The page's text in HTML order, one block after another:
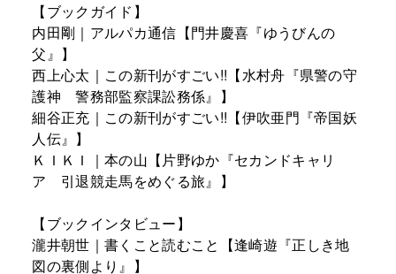
【ブックガイド】
内田剛｜アルパカ通信【門井慶喜『ゆうびんの
父』】
西上心太｜この新刊がすごい!!【水村舟『県警の守
護神 警務部監察課訟務係』】
細谷正充｜この新刊がすごい!!【伊吹亜門『帝国妖
人伝』】
ＫＩＫＩ｜本の山【片野ゆか『セカンドキャリ
ア 引退競走馬をめぐる旅』】
【ブックインタビュー】
瀧井朝世｜書くこと読むこと【逢崎遊『正しき地
図の裏側より』】